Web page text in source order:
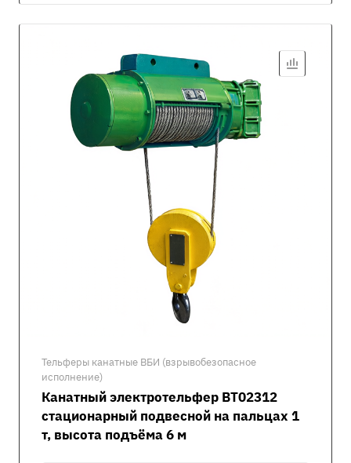
Тельферы канатные ВБИ (взрывобезопасное
исполнение)
Канатный электротельфер ВТ02312
стационарный подвесной на пальцах 1
т, высота подъёма 6 м